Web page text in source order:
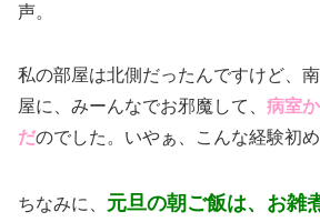
声。
私の部屋は北側だったんですけど、
屋に、みーんなでお邪魔して、 病室
だのでした。いやぁ、こんな経験初め
ちなみに、 元旦の朝ご飯は、お雑